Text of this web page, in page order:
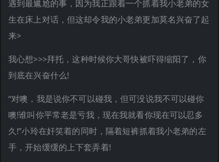
遇到最尴尬的事，因为我正跟着一个抓着我小老弟的女
生在床上对话，但这却令我的小老弟更加莫名兴奋了起
来>
我心想>>>拜托，这种时候你大哥快被吓得缩阳了，你
到底在兴奋什么!
“对噢，我是说你不可以碰我，但可没说我不可以碰你
噢!谁叫你平常老是亏我，现在我就看你现在可以忍多
久!”小玲在奸笑着的同时，隔着短裤抓着我小老弟的左
手，开始缓缓的上下套弄着!